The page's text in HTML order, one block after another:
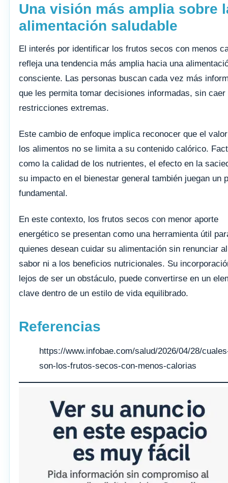
Una visión más amplia sobre
alimentación saludable
El interés por identificar los frutos secos con menos
refleja una tendencia más amplia hacia una
consciente. Las personas buscan cada vez más
que les permita tomar decisiones informadas, sin caer
restricciones extremas.
Este cambio de enfoque implica reconocer que el
los alimentos no se limita a su contenido calórico.
como la calidad de los nutrientes, el efecto en la
su impacto en el bienestar general también juegan un
fundamental.
En este contexto, los frutos secos con menor aporte
energético se presentan como una herramienta útil
quienes desean cuidar su alimentación sin renunciar al
sabor ni a los beneficios nutricionales. Su
lejos de ser un obstáculo, puede convertirse en un
clave dentro de un estilo de vida equilibrado.
Referencias
https://www.infobae.com/salud/2026/04/28/
son-los-frutos-secos-con-menos-calorias